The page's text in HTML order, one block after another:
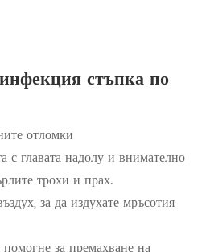
стъпка по
отломки
с главата надолу и внимателно
трохи и прах.
за да издухате мръсотия